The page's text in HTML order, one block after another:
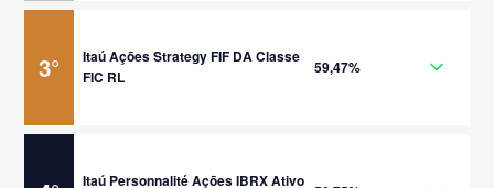
3°
Itaú Ações Strategy FIF DA Classe
FIC RL
59,47%
Itaú Personnalité Ações IBRX Ativo